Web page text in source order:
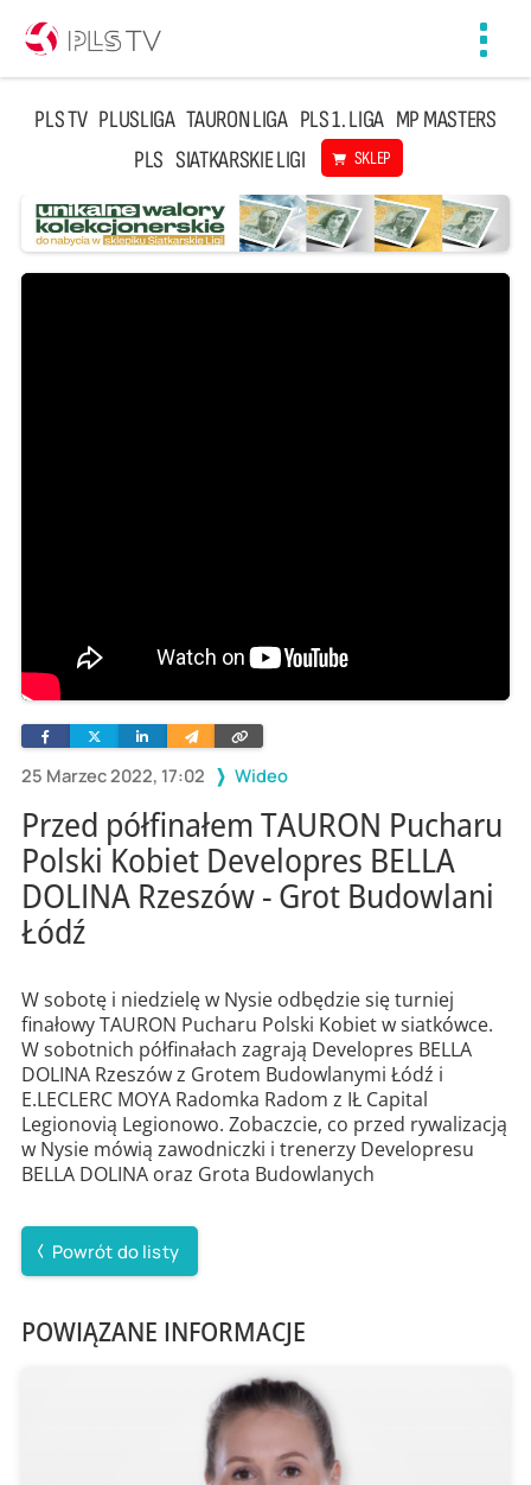
PLS TV PLUSLIGA TAURON LIGA PLS 1. LIGA MP MASTERS
PLS SIATKARSKIE LIGI SKLEP
25 Marzec 2022, 17:02 Wideo
FacebookTwitterLinkedinWyślij
e-
Skopiuj
link
Przed półfinałem TAURON Pucharu
Polski Kobiet Developres BELLA
DOLINA Rzeszów - Grot Budowlani
Łódź
W sobotę i niedzielę w Nysie odbędzie się turniej
finałowy TAURON Pucharu Polski Kobiet w siatkówce.
W sobotnich półfinałach zagrają Developres BELLA
DOLINA Rzeszów z Grotem Budowlanymi Łódź i
E.LECLERC MOYA Radomka Radom z IŁ Capital
Legionovią Legionowo. Zobaczcie, co przed rywalizacją
w Nysie mówią zawodniczki i trenerzy Developresu
BELLA DOLINA oraz Grota Budowlanych
Powrót do listy
POWIĄZANE INFORMACJE